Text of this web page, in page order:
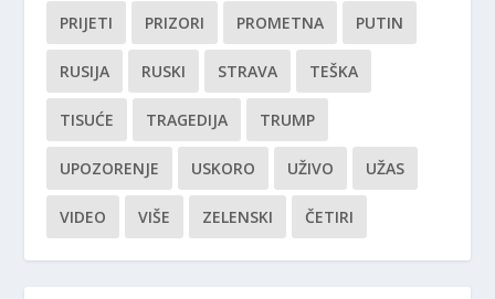
PRIJETI PRIZORI PROMETNA PUTIN
RUSIJA RUSKI STRAVA TEŠKA
TISUĆE TRAGEDIJA TRUMP
UPOZORENJE USKORO UŽIVO UŽAS
VIDEO VIŠE ZELENSKI ČETIRI